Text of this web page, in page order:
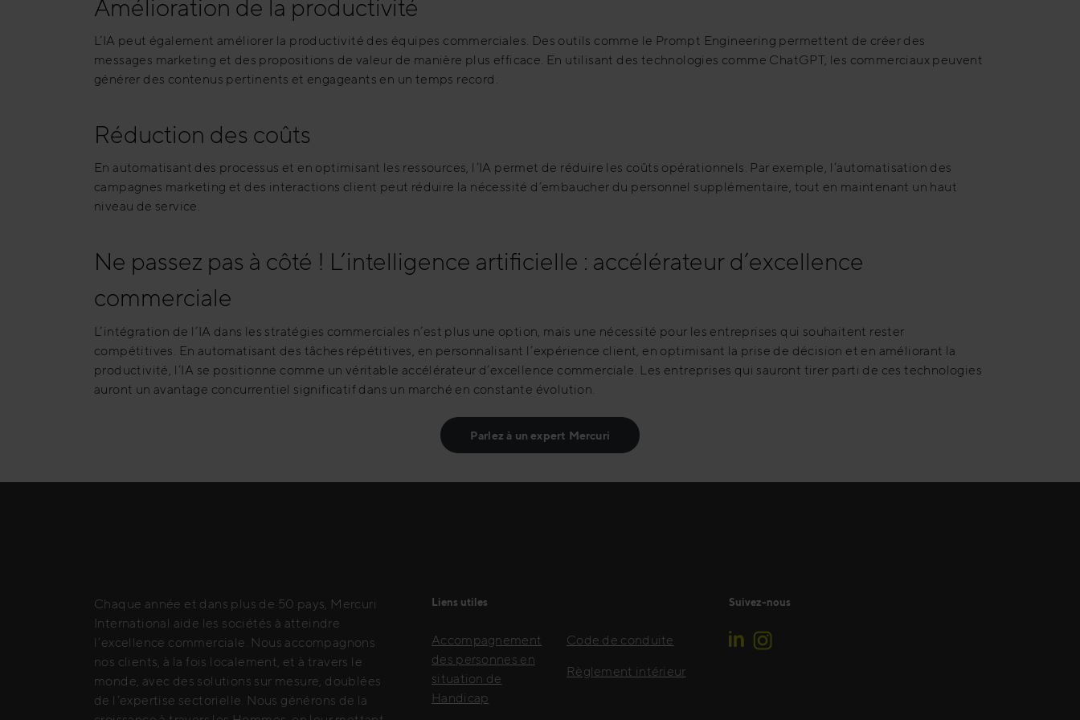
Amélioration de la productivité
L’IA peut également améliorer la productivité des équipes commerciales. Des outils comme le Prompt Engineering permettent de créer des
messages marketing et des propositions de valeur de manière plus efficace. En utilisant des technologies comme ChatGPT, les commerciaux peuvent
générer des contenus pertinents et engageants en un temps record .
Réduction des coûts
En automatisant des processus et en optimisant les ressources, l’IA permet de réduire les coûts opérationnels. Par exemple, l’automatisation des
campagnes marketing et des interactions client peut réduire la nécessité d’embaucher du personnel supplémentaire, tout en maintenant un haut
niveau de service.
Ne passez pas à côté ! L’intelligence artificielle : accélérateur d’excellence
commerciale
L’intégration de l’IA dans les stratégies commerciales n’est plus une option, mais une nécessité pour les entreprises qui souhaitent rester
compétitives. En automatisant des tâches répétitives, en personnalisant l’expérience client, en optimisant la prise de décision et en améliorant la
productivité, l’IA se positionne comme un véritable accélérateur d’excellence commerciale. Les entreprises qui sauront tirer parti de ces technologies
auront un avantage concurrentiel significatif dans un marché en constante évolution.
Parlez à un expert Mercuri
Chaque année et dans plus de 50 pays, Mercuri
International aide les sociétés à atteindre
l’excellence commerciale. Nous accompagnons
nos clients, à la fois localement, et à travers le
monde, avec des solutions sur mesure, doublées
de l’expertise sectorielle. Nous générons de la
Liens utiles
Accompagnement
des personnes en
situation de
Handicap
Code de conduite
Règlement intérieur
Suivez-nous